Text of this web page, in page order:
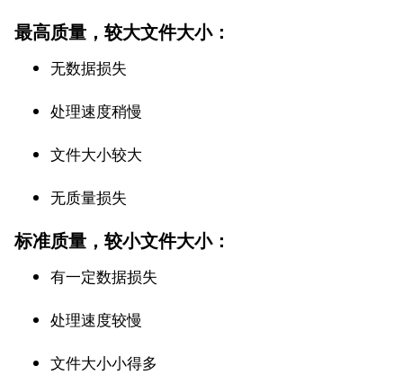
最高质量，较大文件大小：
无数据损失
处理速度稍慢
文件大小较大
无质量损失
标准质量，较小文件大小：
有一定数据损失
处理速度较慢
文件大小小得多